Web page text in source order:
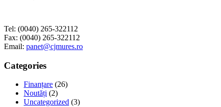
Tel: (0040) 265-322112
Fax: (0040) 265-322112
Email: panet@cjmures.ro
Categories
Finanțare (26)
Noutăți (2)
Uncategorized (3)